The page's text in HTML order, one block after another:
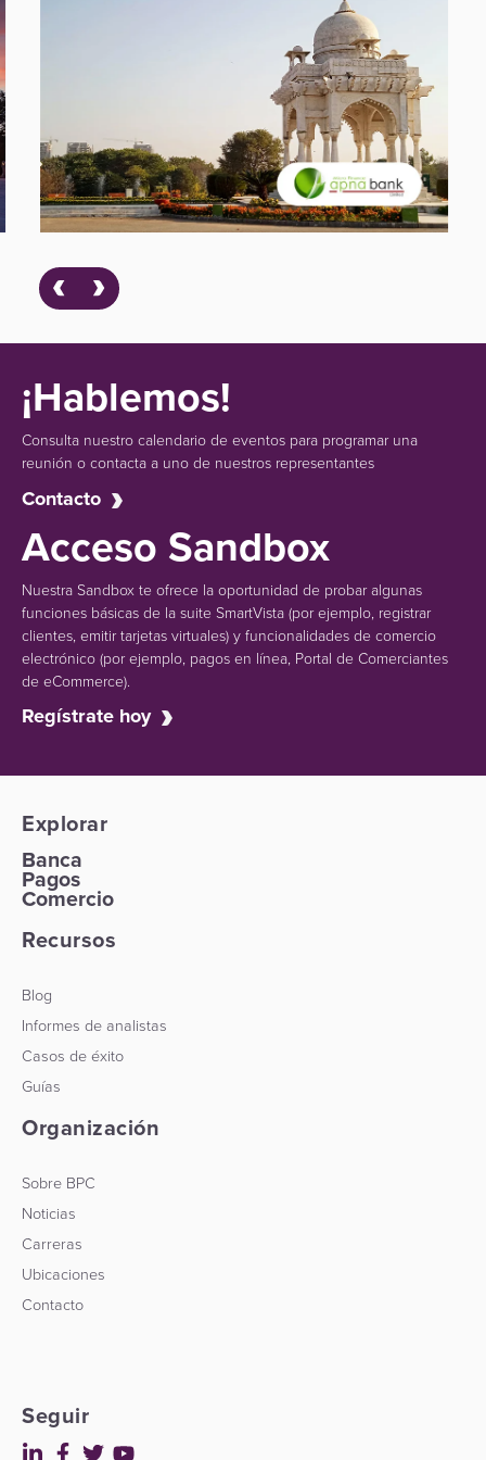
¡Hablemos!
Consulta nuestro calendario de eventos para programar una
reunión o contacta a uno de nuestros representantes
Contacto
Acceso Sandbox
Nuestra Sandbox te ofrece la oportunidad de probar algunas
funciones básicas de la suite SmartVista (por ejemplo, registrar
clientes, emitir tarjetas virtuales) y funcionalidades de comercio
electrónico (por ejemplo, pagos en línea, Portal de Comerciantes
de eCommerce).
Regístrate hoy
Explorar
Banca
Pagos
Comercio
Recursos
Blog
Informes de analistas
Casos de éxito
Guías
Organización
Sobre BPC
Noticias
Carreras
Ubicaciones
Contacto
Seguir